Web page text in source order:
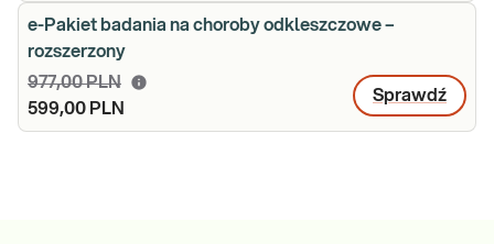
e-Pakiet badania na choroby odkleszczowe –
rozszerzony
977,00 PLN
599,00 PLN
Sprawdź